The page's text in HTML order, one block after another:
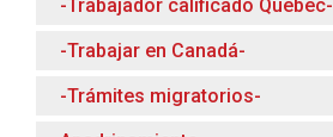
-Trabajador calificado Quebec-
-Trabajar en Canadá-
-Trámites migratorios-